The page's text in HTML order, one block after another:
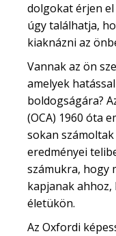
dolgokat érjen
úgy találhatja,
kiaknázni az
Vannak az ön
amelyek
boldogságára?
(OCA) 1960 óta
sokan
eredményei
számukra, hogy
kapjanak
életükön.
Az Oxfordi